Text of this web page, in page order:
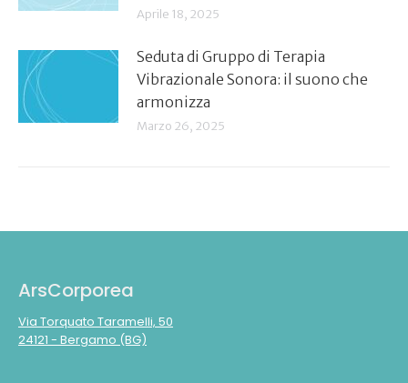
Aprile 18, 2025
Seduta di Gruppo di Terapia
Vibrazionale Sonora: il suono che
armonizza
Marzo 26, 2025
ArsCorporea
Via Torquato Taramelli, 50
24121 - Bergamo (BG)